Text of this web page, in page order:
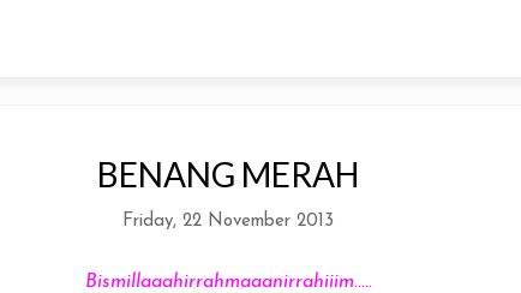
BENANG MERAH
Friday, 22 November 2013
Bismillaaahirrahmaaanirrahiiim.....